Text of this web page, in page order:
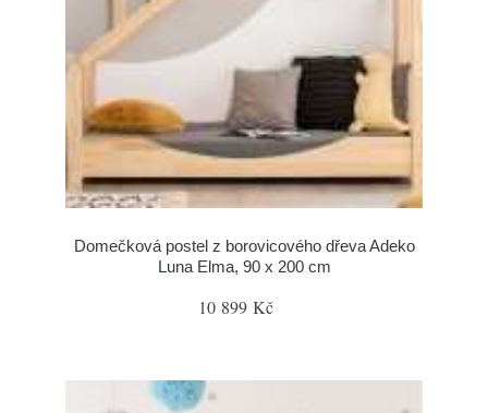
Domečková postel z borovicového dřeva Adeko
Luna Elma, 90 x 200 cm
10 899 Kč